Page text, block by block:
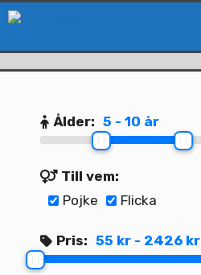
Hoppa
innehåll
Ålder: 5 - 10 år
Till vem:
Pojke
Flicka
Pris: 55 kr - 2426 kr